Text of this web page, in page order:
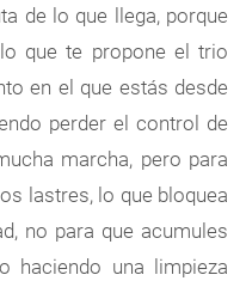
de lo que llega, porque
que te propone el trio
en el que estás desde
perder el control de
marcha, pero para
lastres, lo que bloquea
no para que acumules
haciendo una limpieza